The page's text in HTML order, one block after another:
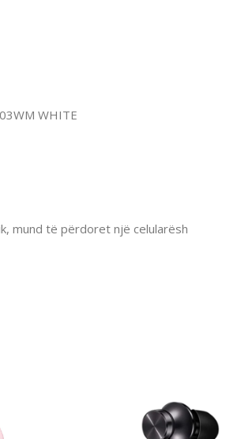
WHITE
mund të përdoret një celularësh